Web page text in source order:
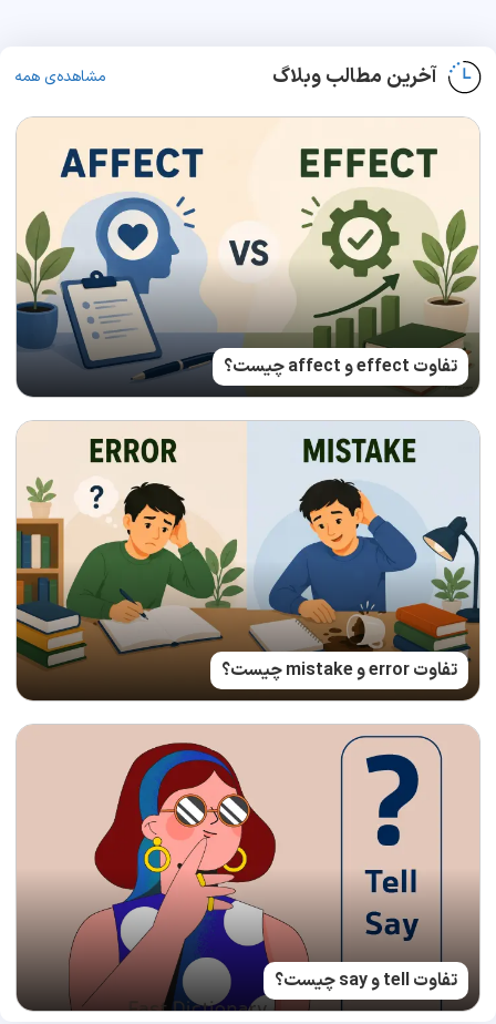
آخرین مطالب وبلاگ مشاهده‌ی همه
تفاوت effect و affect چیست؟
تفاوت error و mistake چیست؟
تفاوت tell و say چیست؟